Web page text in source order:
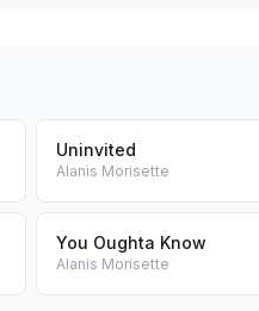
Uninvited
Alanis Morisette
You Oughta Know
Alanis Morisette